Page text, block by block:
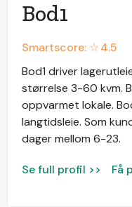
Bod1
Smartscore: ☆4.5
Bod1 driver
størrelse 3-60 kvm.
oppvarmet lokale.
langtidsleie. Som
dager mellom 6-23.
Se full profil >> Få